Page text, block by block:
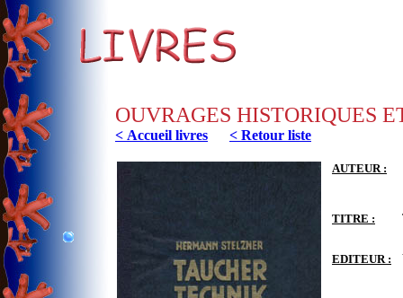
OUVRAGES HISTORIQUES
< Accueil livres < Retour liste
AUTEUR :
TITRE :
EDITEUR :